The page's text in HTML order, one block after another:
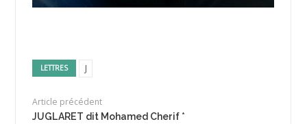
LETTRES J
Article précédent
JUGLARET dit Mohamed Cherif *